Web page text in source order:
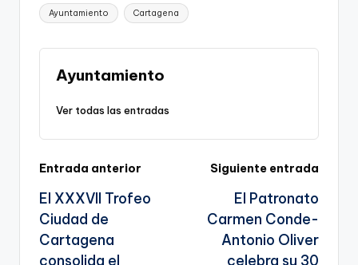
y
Li
n
k
e
b
o
o
l
gr
a A
e
a
te
Etiquetas:
Ayuntamiento Cartagena
Ayuntamiento
Ver todas las entradas
Navegación
de
entradas
Entrada anterior
El XXXVII Trofeo
Ciudad de
Cartagena
consolida el
Siguiente entrada
El Patronato
Carmen Conde-
Antonio Oliver
celebra su 30